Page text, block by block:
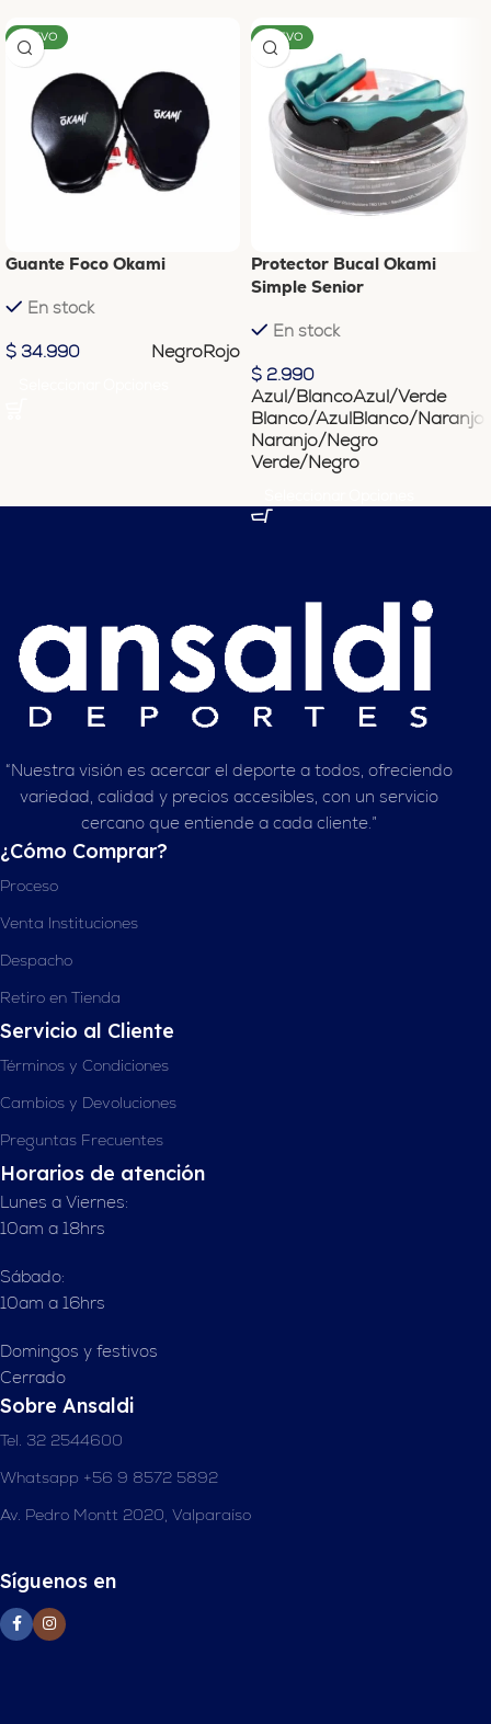
NUEVO
Guante Foco Okami
En stock
$ 34.990 NegroRojo
NUEVO
Protector Bucal Okami
Simple Senior
En stock
$ 2.990
Azul/BlancoAzul/Verde
Blanco/AzulBlanco/Naranjo
Naranjo/Negro
Verde/Negro
“Nuestra visión es acercar el deporte a todos, ofreciendo
variedad, calidad y precios accesibles, con un servicio
cercano que entiende a cada cliente.”
¿Cómo Comprar?
Proceso
Venta Instituciones
Despacho
Retiro en Tienda
Servicio al Cliente
Términos y Condiciones
Cambios y Devoluciones
Preguntas Frecuentes
Horarios de atención
Lunes a Viernes:
10am a 18hrs
Sábado:
10am a 16hrs
Domingos y festivos
Cerrado
Sobre Ansaldi
Tel. 32 2544600
Whatsapp +56 9 8572 5892
Av. Pedro Montt 2020, Valparaíso
Síguenos en